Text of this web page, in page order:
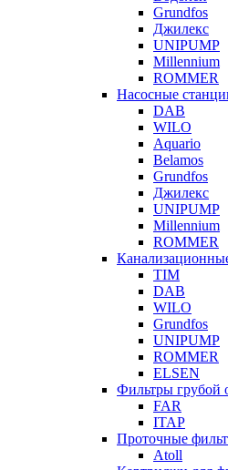
Grundfos
Джилекс
UNIPUMP
Millennium
ROMMER
Насосные
DAB
WILO
Aquario
Belamos
Grundfos
Джилекс
UNIPUMP
Millennium
ROMMER
TIM
DAB
WILO
Grundfos
UNIPUMP
ROMMER
ELSEN
Фильтры грубой
FAR
ITAP
Проточные
Atoll